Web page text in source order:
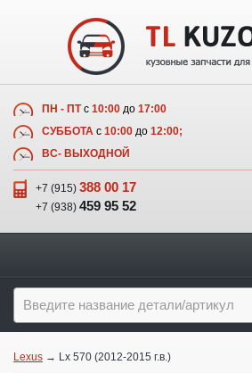
ПН - ПТс 10:00 до 17:00
СУББОТА с 10:00 до 12:00;
ВС- ВЫХОДНОЙ
+7 (915) 388 00 17
+7 (938) 459 95 52
Lexus → Lx 570 (2012-2015 г.в.)